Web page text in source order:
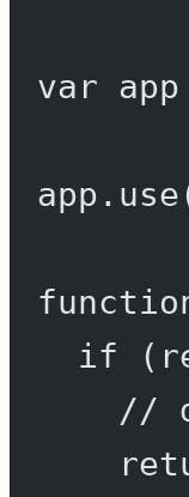
var app
app. use
if
//